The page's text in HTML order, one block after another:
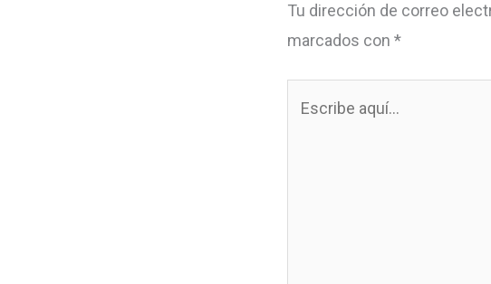
Tu dirección de correo
marcados con *